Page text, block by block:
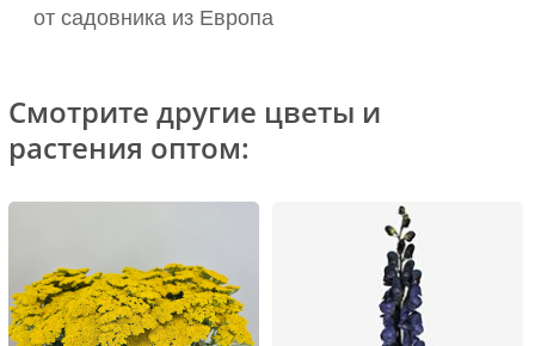
от садовника из Европа
Смотрите другие цветы и
растения оптом: